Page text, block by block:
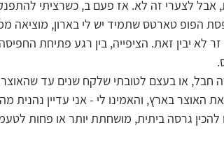
אבל לצערי זה לא. אז פעם ב, כשרציתי
הפופ טארטס שתמיד יש לי בארון, מוציאה
לא יבין זאת. הציפייה, בין רגע פתיחת
חבל, או בעצם לטובתי שלקח שנים עד
האוצר בארץ, והאמינו לי - אני עדיין נהנית
להכין גרסה ביתית, מושחתת יותר או פחות